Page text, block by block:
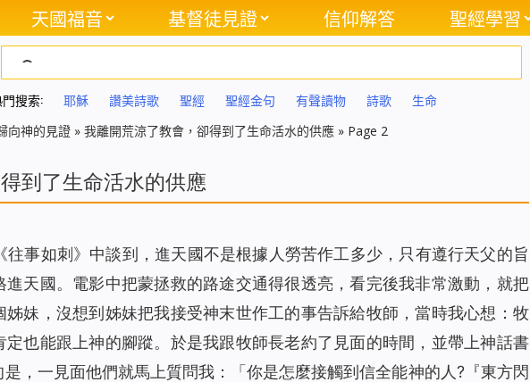
天國福音 基督徒見證 信仰解答 聖經學習
搜索: 耶穌 讚美詩歌 聖經 聖經金句 有聲讀物 詩歌 生命
向神的見證 » 我離開荒涼了教會，卻得到了生命活水的供應 » Page 2
到了生命活水的供應
往事如刺》中談到，進天國不是根據人勞苦作工多少，只有遵行天父的旨
天國。電影中把蒙拯救的路途交通得很透亮，看完後我非常激動，就把
妹，沒想到姊妹把我接受神末世作工的事告訴給牧師，當時我心想：牧
也能跟上神的腳蹤。於是我跟牧師長老約了見面的時間，並帶上神話書
，一見面他們就馬上質問我：「你是怎麼接觸到信全能神的人?『東方閃